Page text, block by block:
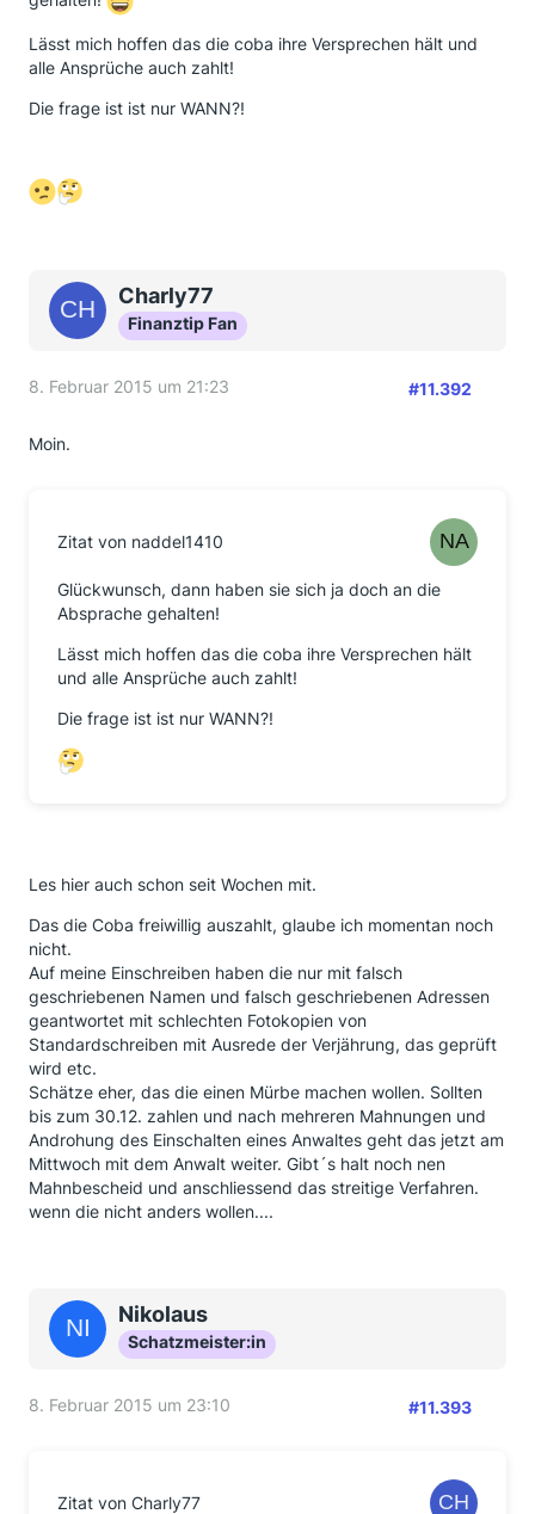
Lässt mich hoffen das die coba ihre Versprechen hält und
alle Ansprüche auch zahlt!
Die frage ist ist nur WANN?!
Charly77
Finanztip Fan
8. Februar 2015 um 21:23 #11.392
Moin.
Zitat von naddel1410
Glückwunsch, dann haben sie sich ja doch an die
Absprache gehalten!
Lässt mich hoffen das die coba ihre Versprechen hält
und alle Ansprüche auch zahlt!
Die frage ist ist nur WANN?!
Les hier auch schon seit Wochen mit.
Das die Coba freiwillig auszahlt, glaube ich momentan noch
nicht.
Auf meine Einschreiben haben die nur mit falsch
geschriebenen Namen und falsch geschriebenen Adressen
geantwortet mit schlechten Fotokopien von
Standardschreiben mit Ausrede der Verjährung, das geprüft
wird etc.
Schätze eher, das die einen Mürbe machen wollen. Sollten
bis zum 30.12. zahlen und nach mehreren Mahnungen und
Androhung des Einschalten eines Anwaltes geht das jetzt am
Mittwoch mit dem Anwalt weiter. Gibt´s halt noch nen
Mahnbescheid und anschliessend das streitige Verfahren.
wenn die nicht anders wollen....
Nikolaus
Schatzmeister:in
8. Februar 2015 um 23:10 #11.393
Zitat von Charly77